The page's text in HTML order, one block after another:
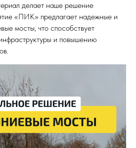
делает наше решение
«ПИК» предлагает надежные и
мосты, что способствует
и повышению